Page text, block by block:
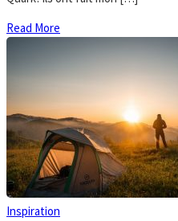
Read More
Inspiration